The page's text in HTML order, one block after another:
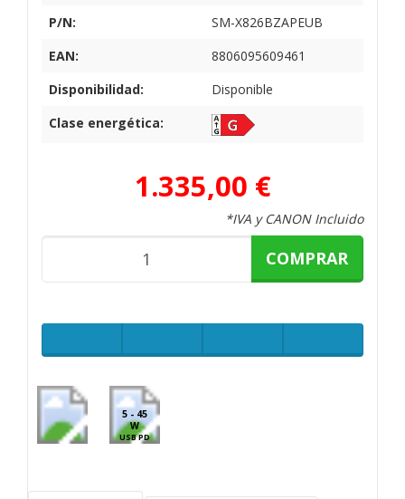
P/N:
SM-X826BZAPEUB
EAN:
8806095609461
Disponibilidad:
Disponible
Clase energética:
1.335,00 €
*IVA y CANON Incluido
COMPRAR
5 - 45
W
USB PD